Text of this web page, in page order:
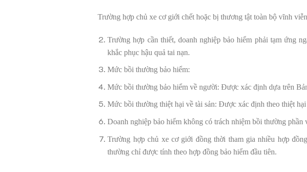
Trường hợp chủ xe cơ giới chết hoặc bị thương tật toàn bộ vĩnh
Trường hợp cần thiết, doanh nghiệp bảo hiểm phải tạm ứng
khắc phục hậu quả tai nạn.
Mức bồi thường bảo hiểm:
Mức bồi thường bảo hiểm về người: Được xác định dựa trên
Mức bồi thường thiệt hại về tài sản: Được xác định theo thiệt
Doanh nghiệp bảo hiểm không có trách nhiệm bồi thường
Trường hợp chủ xe cơ giới đồng thời tham gia nhiều hợp
thường chỉ được tính theo hợp đồng bảo hiểm đầu tiên.